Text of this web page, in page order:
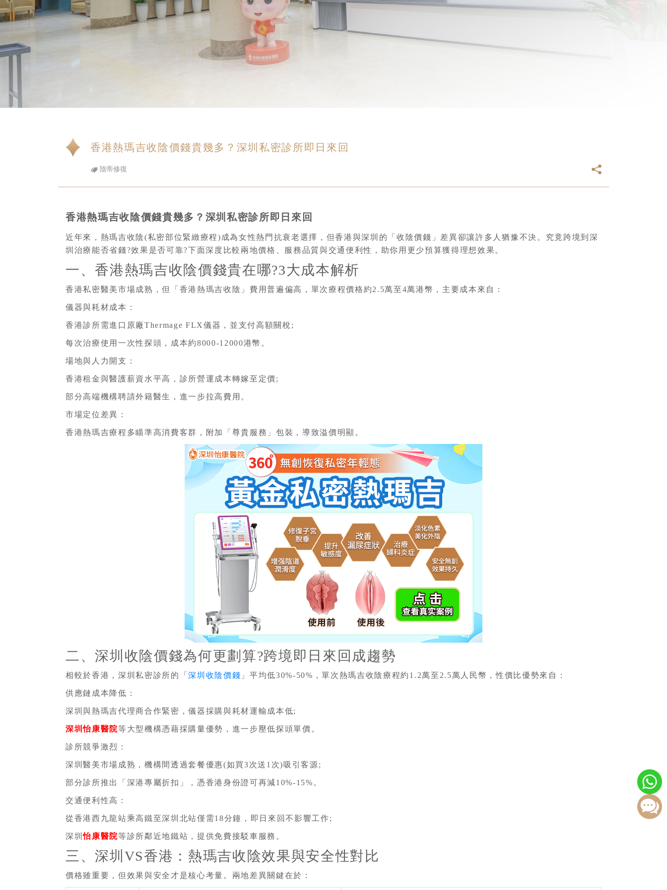
香港熱瑪吉收陰價錢貴幾多？深圳私密診所即日來回
陰蒂修復
香港熱瑪吉收陰價錢貴幾多？深圳私密診所即日來回
近年來，熱瑪吉收陰(私密部位緊緻療程)成為女性熱門抗衰老選擇，但香港與深圳的「收陰價錢」差異卻讓許多人猶豫不決。究竟跨境到深
圳治療能否省錢?效果是否可靠?下面深度比較兩地價格、服務品質與交通便利性，助你用更少預算獲得理想效果。
一、香港熱瑪吉收陰價錢貴在哪?3大成本解析
香港私密醫美市場成熟，但「香港熱瑪吉收陰」費用普遍偏高，單次療程價格約2.5萬至4萬港幣，主要成本來自：
儀器與耗材成本：
香港診所需進口原廠Thermage FLX儀器，並支付高額關稅;
每次治療使用一次性探頭，成本約8000-12000港幣。
場地與人力開支：
香港租金與醫護薪資水平高，診所營運成本轉嫁至定價;
部分高端機構聘請外籍醫生，進一步拉高費用。
市場定位差異：
香港熱瑪吉療程多瞄準高消費客群，附加「尊貴服務」包裝，導致溢價明顯。
二、深圳收陰價錢為何更劃算?跨境即日來回成趨勢
相較於香港，深圳私密診所的「深圳收陰價錢 」平均低30%-50%，單次熱瑪吉收陰療程約1.2萬至2.5萬人民幣，性價比優勢來自：
供應鏈成本降低：
深圳與熱瑪吉代理商合作緊密，儀器採購與耗材運輸成本低;
深圳怡康醫院等大型機構憑藉採購量優勢，進一步壓低探頭單價。
診所競爭激烈：
深圳醫美市場成熟，機構間透過套餐優惠(如買3次送1次)吸引客源;
部分診所推出「深港專屬折扣」，憑香港身份證可再減10%-15%。
交通便利性高：
從香港西九龍站乘高鐵至深圳北站僅需18分鐘，即日來回不影響工作;
深圳怡康醫院等診所鄰近地鐵站，提供免費接駁車服務。
三、深圳VS香港：熱瑪吉收陰效果與安全性對比
價格雖重要，但效果與安全才是核心考量。兩地差異關鍵在於：